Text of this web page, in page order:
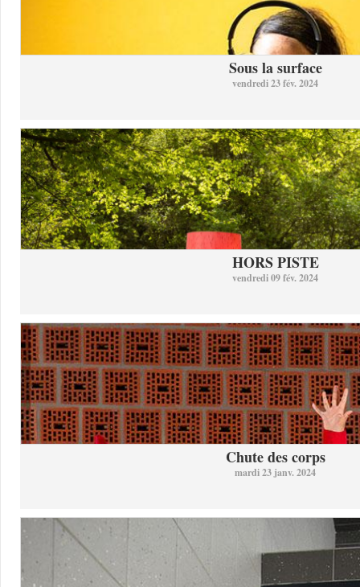
Sous la surface
vendredi 23 fév. 2024
HORS PISTE
vendredi 09 fév. 2024
Chute des corps
mardi 23 janv. 2024